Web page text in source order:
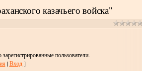
казачьего войска"
пользователи.
|Вход]